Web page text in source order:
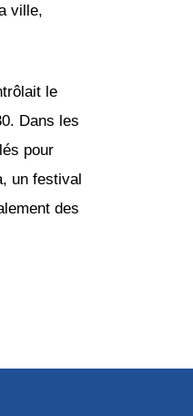
ville,
le
Dans les
pour
un festival
des